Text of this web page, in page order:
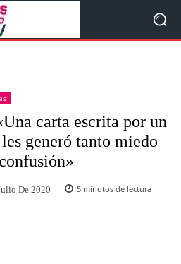
carta escrita por un
generó tanto miedo
De 2020 5 minutos de lectura